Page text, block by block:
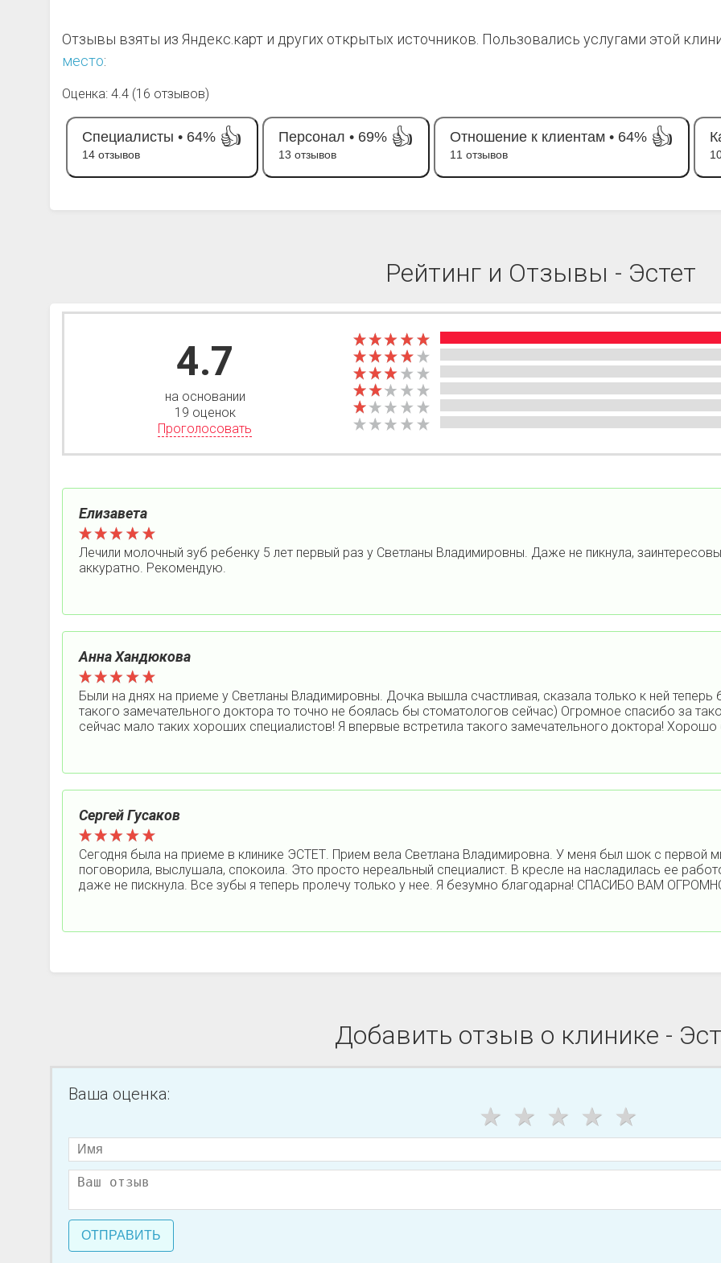
Отзывы взяты из Яндекс.карт и других открытых источников. Пользовались услугами этой
место:
Оценка: 4.4 (16 отзывов)
Специалисты • 64% 👍
14 отзывов
Персонал • 69% 👍
13 отзывов
Отношение к клиентам • 64% 👍
11 отзывов
Рейтинг и Отзывы - Эстет
4.7
на основании
19 оценок
Проголосовать
Елизавета
Лечили молочный зуб ребенку 5 лет первый раз у Светланы Владимировны. Даже не пикнула,
аккуратно. Рекомендую.
Анна Хандюкова
Были на днях на приеме у Светланы Владимировны. Дочка вышла счастливая, сказала только к ней теперь
такого замечательного доктора то точно не боялась бы стоматологов сейчас) Огромное спасибо за
сейчас мало таких хороших специалистов! Я впервые встретила такого замечательного доктора!
Сергей Гусаков
Сегодня была на приеме в клинике ЭСТЕТ. Прием вела Светлана Владимировна. У меня был шок с первой
поговорила, выслушала, спокоила. Это просто нереальный специалист. В кресле на насладилась ее
даже не пискнула. Все зубы я теперь пролечу только у нее. Я безумно благодарна! СПАСИБО ВАМ
Добавить отзыв о клинике -
Ваша оценка:
ОТПРАВИТЬ